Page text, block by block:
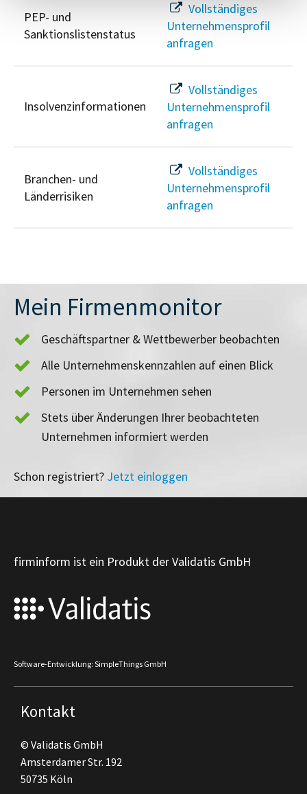
PEP- und
Sanktionslistenstatus
Vollständiges
Unternehmensprofil
anfragen
Insolvenzinformationen
Vollständiges
Unternehmensprofil
anfragen
Branchen- und
Länderrisiken
Vollständiges
Unternehmensprofil
anfragen
Mein Firmenmonitor
Geschäftspartner & Wettbewerber beobachten
Alle Unternehmenskennzahlen auf einen Blick
Personen im Unternehmen sehen
Stets über Änderungen Ihrer beobachteten
Unternehmen informiert werden
Schon registriert? Jetzt einloggen
firminform ist ein Produkt der Validatis GmbH
Software-Entwicklung: SimpleThings GmbH
Kontakt
© Validatis GmbH
Amsterdamer Str. 192
50735 Köln